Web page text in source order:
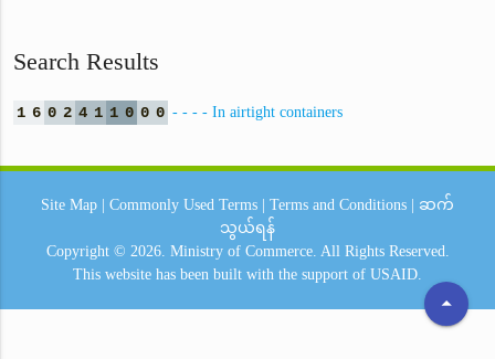
Search Results
1 6 0 2 4 1 1 0 0 0 - - - - In airtight containers
arrow_drop_up
Site Map Commonly Used Terms Terms and Conditions
ဆက်
သွယ်ရန်
Copyright © 2026. Ministry of Commerce. All Rights Reserved.
This website has been built with the support of USAID.